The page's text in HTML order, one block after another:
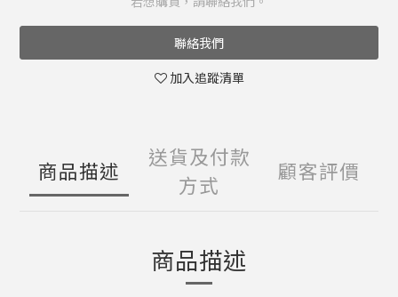
聯絡我們
加入追蹤清單
商品描述
送貨及付款
方式
顧客評價
商品描述